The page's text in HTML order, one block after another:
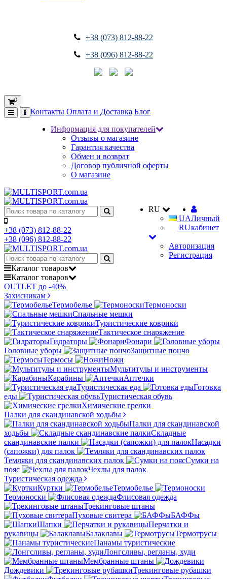
+38 (073) 812-88-22
+38 (096) 812-88-22
0
Контакты Оплата и Доставка Блог
Информация для покупателей
Отзывы о магазине
Гарантия качества
Обмен и возврат
Договор публичной оферты
О магазине
RU
UA
RU
Личный
кабинет
Авторизация
Регистрация
+38 (073) 812-88-22
+38 (096) 812-88-22
Каталог товаров
Каталог товаров
OUTLET до -40%
Захисникам
Термобелье
Термоноски
Спальные мешки
Туристические коврики
Тактическое снаряжение
Гидраторы
Фонари
Головные уборы
Защитные пончо
Термосы
Ножи
Мультитулы и инструменты
Карабины
Аптечки
Туристическая еда
Готовка
еды
Туристическая обувь
Химические грелки
Палки для скандинавской ходьбы
Палки для скандинавской
ходьбы
Складные
скандинавские палки
Насадки
(сапожки) для палок
Темляки для скандинавских палок
Сумки на
пояс
Чехлы для палок
Туристическая одежда
Куртки
Термобелье
Термоноски
Флисовая одежда
Трекинговые штаны
Пуховые свитера
БАФФы
Шапки
Перчатки и
рукавицы
Балаклавы
Термотрусы
Панамы туристические
Лонгсливы, регланы, худи
Мембранные штаны
Дождевики
Трекинговые рубашки